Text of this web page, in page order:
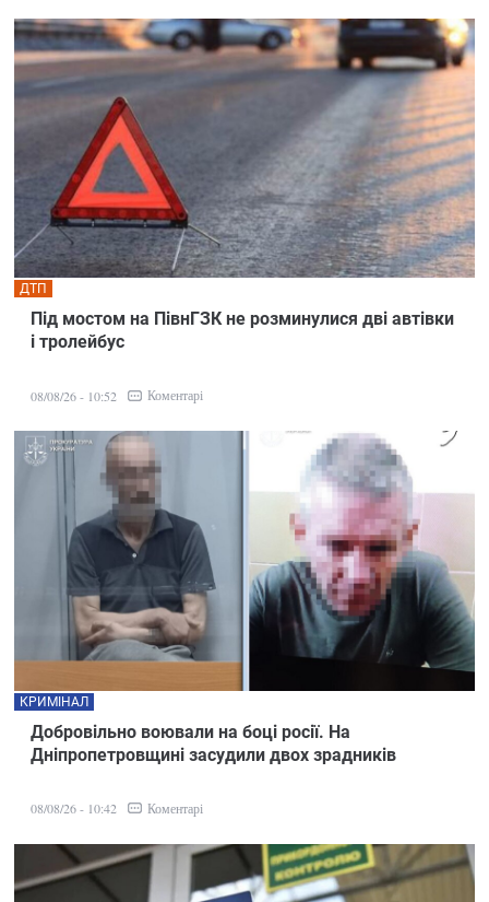
Під мостом на ПівнГЗК не розминулися дві автівки
і тролейбус
ДТП
08/08/26 - 10:52 Коментарі
Добровільно воювали на боці росії. На
Дніпропетровщині засудили двох зрадників
КРИМІНАЛ
08/08/26 - 10:42 Коментарі